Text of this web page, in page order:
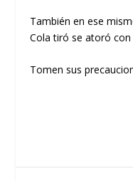
También en ese
Cola tiró se atoró con
Tomen sus